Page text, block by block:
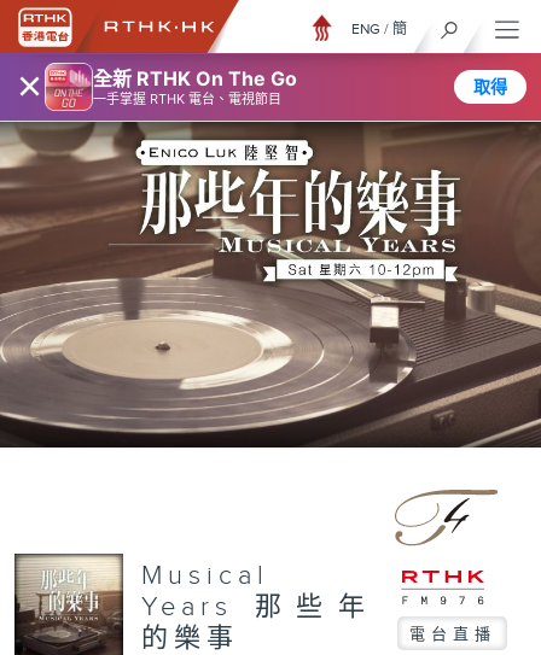
× 全新 RTHK On The Go
一手掌握 RTHK 電台、電視節目
取得
ENG / 簡
Musical
Years 那些年
的樂事
電台直播